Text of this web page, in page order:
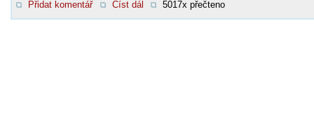
Přidat komentář Číst dál 5017x přečteno